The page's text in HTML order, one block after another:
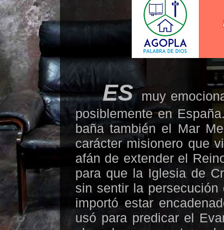
ESmuy
posiblemente en
baña también el Mar
carácter misionero que
afán de extender el
para que la Iglesia de
sin sentir la
importó estar
usó para predicar el